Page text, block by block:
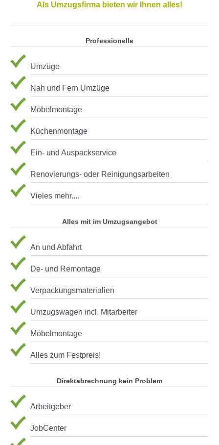
Als Umzugsfirma bieten wir Ihnen alles!
Professionelle
Umzüge
Nah und Fern Umzüge
Möbelmontage
Küchenmontage
Ein- und Auspackservice
Renovierungs- oder Reinigungsarbeiten
Vieles mehr....
Alles mit im Umzugsangebot
An und Abfahrt
De- und Remontage
Verpackungsmaterialien
Umzugswagen incl. Mitarbeiter
Möbelmontage
Alles zum Festpreis!
Direktabrechnung kein Problem
Arbeitgeber
JobCenter